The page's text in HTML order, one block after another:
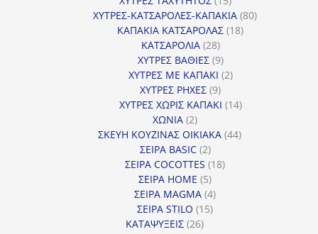
προϊόντα
ΧΥΤΡΕΣ-ΚΑΤΣΑΡΟΛΕΣ-ΚΑΠΑΚΙΑ 8080
ΚΑΠΑΚΙΑ ΚΑΤΣΑΡΟΛΑΣ 1818
ΚΑΤΣΑΡΟΛΙΑ 2828
προϊόντα
ΧΥΤΡΕΣ ΒΑΘΙΕΣ 99
προϊόντα
ΧΥΤΡΕΣ ΜΕ ΚΑΠΑΚΙ 22
ΧΥΤΡΕΣ ΡΗΧΕΣ 99
προϊόντα
ΧΥΤΡΕΣ ΧΩΡΙΣ ΚΑΠΑΚΙ 1414
ΧΩΝΙΑ 22
προϊόντα
ΣΚΕΥΗ ΚΟΥΖΙΝΑΣ ΟΙΚΙΑΚΑ 4444
ΣΕΙΡΑ BASIC 22
προϊόντα
ΣΕΙΡΑ COCOTTES 1818
ΣΕΙΡΑ HOME 55
προϊόντα
ΣΕΙΡΑ MAGMA 44
προϊόντα
ΣΕΙΡΑ STILO 1515
ΚΑΤΑΨΥΞΕΙΣ 2626